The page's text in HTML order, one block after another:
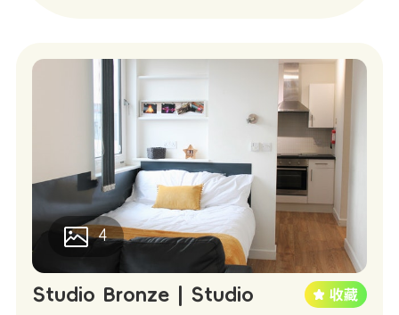
4
Studio Bronze | Studio